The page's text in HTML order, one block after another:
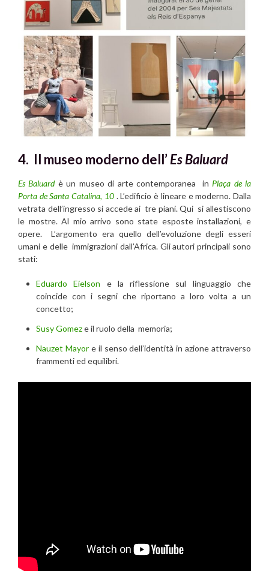
4. Il museo moderno dell’ Es Baluard
Es Baluardè un museo di arte contemporanea in Plaça de la
Porta de Santa Catalina, 10. L’edificio è lineare e moderno. Dalla
vetrata dell’ingresso si accede ai tre piani. Qui si allestiscono
le mostre. Al mio arrivo sono state esposte installazioni, e
opere. L’argomento era quello dell’evoluzione degli esseri
umani e delle immigrazioni dall’Africa. Gli autori principali sono
stati:
Eduardo Eielson e la riflessione sul linguaggio che
coincide con i segni che riportano a loro volta a un
concetto;
Susy Gomeze il ruolo della memoria;
Nauzet Mayore il senso dell’identità in azione attraverso
frammenti ed equilibri.